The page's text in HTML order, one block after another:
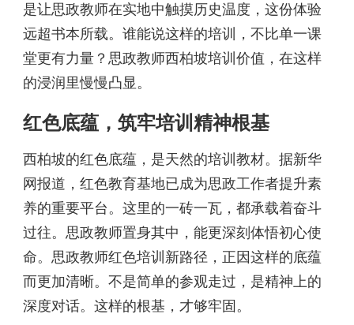
是让思政教师在实地中触摸历史温度，这份体验
远超书本所载。谁能说这样的培训，不比单一课
堂更有力量？思政教师西柏坡培训价值，在这样
的浸润里慢慢凸显。
红色底蕴，筑牢培训精神根基
西柏坡的红色底蕴，是天然的培训教材。据新华
网报道，红色教育基地已成为思政工作者提升素
养的重要平台。这里的一砖一瓦，都承载着奋斗
过往。思政教师置身其中，能更深刻体悟初心使
命。思政教师红色培训新路径，正因这样的底蕴
而更加清晰。不是简单的参观走过，是精神上的
深度对话。这样的根基，才够牢固。